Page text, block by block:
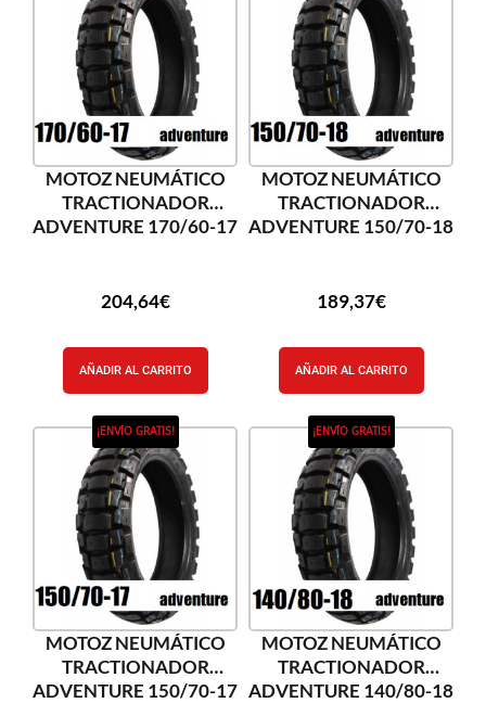
MOTOZ NEUMÁTICO
TRACTIONADOR
ADVENTURE 170/60-17
204,64€
AÑADIR AL CARRITO
MOTOZ NEUMÁTICO
TRACTIONADOR
ADVENTURE 150/70-18
189,37€
AÑADIR AL CARRITO
¡ENVÍO GRATIS!
MOTOZ NEUMÁTICO
TRACTIONADOR
ADVENTURE 150/70-17
¡ENVÍO GRATIS!
MOTOZ NEUMÁTICO
TRACTIONADOR
ADVENTURE 140/80-18